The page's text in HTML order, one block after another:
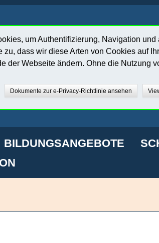
BILDUNGSANGEBOTE
um Authentifizierung, Navigation
zu, dass wir diese Arten von Cookies auf
der Webseite ändern. Ohne die Nutzung
Dokumente zur e-Privacy-Richtlinie ansehen